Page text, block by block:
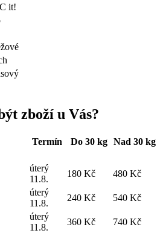
it!
zboží u Vás?
Termín Do 30 kg
Nad 30 kg
úterý
11.8.
180 Kč 480 Kč
úterý
11.8.
240 Kč 540 Kč
úterý
11.8.
360 Kč
740 Kč